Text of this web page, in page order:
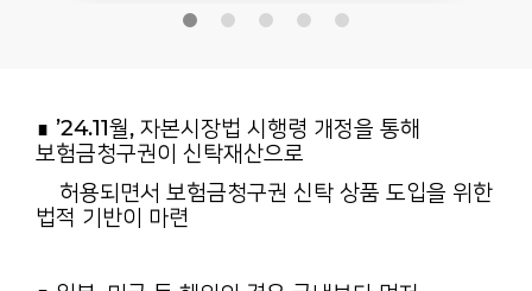
∎ ’24.11월, 자본시장법 시행령 개정을 통해
보험금청구권이 신탁재산으로
허용되면서 보험금청구권 신탁 상품 도입을 위한
법적 기반이 마련